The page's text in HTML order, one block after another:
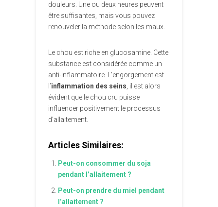
douleurs. Une ou deux heures peuvent
être suffisantes, mais vous pouvez
renouveler la méthode selon les maux.
Le chou est riche en glucosamine. Cette
substance est considérée comme un
anti-inflammatoire. L’engorgement est
l’inflammation des seins, il est alors
évident que le chou cru puisse
influencer positivement le processus
d’allaitement.
Articles Similaires:
Peut-on consommer du soja
pendant l’allaitement ?
Peut-on prendre du miel pendant
l’allaitement ?